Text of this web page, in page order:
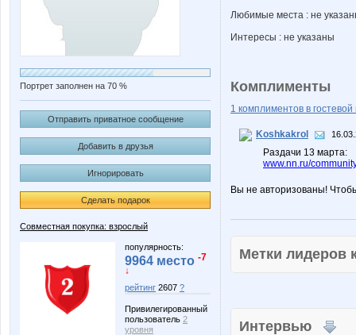
Портрет заполнен на 70 %
Отправить приватное сообщение
Добавить в друзья
Игнорировать
Сделать подарок
Совместная покупка: взрослый
популярность:
9964 место -7
↓
рейтинг 2607 ?
Привилегированный
пользователь 2
уровня
Любимые места : не
Интересы : не указаны
Комплименты
1 комплиментов в гостевой
Koshkakrol
Раздачи 13 марта:
www.nn.ru/
Вы не авторизованы!
Метки
Интервью